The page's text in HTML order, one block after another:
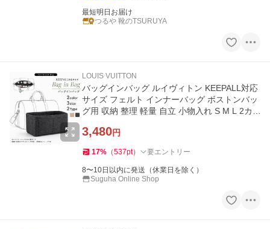
最短明日お届け
つるや 靴のTSURUYA
LOUIS VUITTON
バッグインバッグ ルイヴィトン KEEPALL対応
サイズ フェルト インナーバッグ ボストンバッ
グ用 収納 整理 軽量 自立 小物入れ S M L 2カ
3,480円
17% （537pt） 要エントリー
8〜10日以内に発送（休業日を除く）
Suguha Online Shop